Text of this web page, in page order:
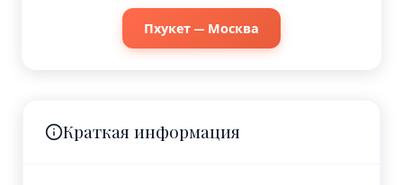
Пхукет — Москва
Краткая информация